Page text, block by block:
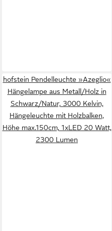
hofstein Pendelleuchte »Azeglio«
Hängelampe aus Metall/Holz in
Schwarz/Natur, 3000 Kelvin,
Hängeleuchte mit Holzbalken,
Höhe max.150cm, 1xLED 20 Watt,
2300 Lumen